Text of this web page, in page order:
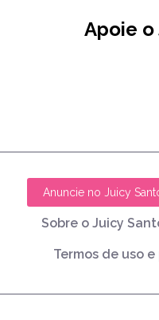
Apoie o
Anuncie no Juicy
Sobre o Juicy
Termos de uso